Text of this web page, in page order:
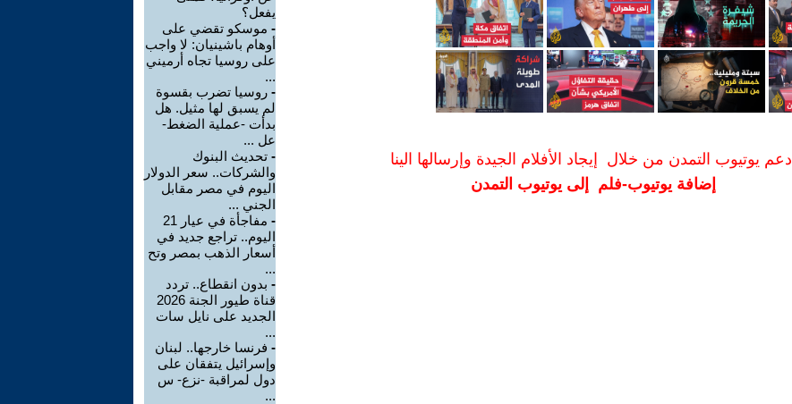
ادعم يوتيوب التمدن من خلال إيجاد الأفلام الجيدة وإرسالها الينا
إضافة يوتيوب-فلم إلى يوتيوب التمدن
يفعل؟
- موسكو تقضي على
أوهام باشينيان: لا واجب
على روسيا تجاه أرميني
...
- روسيا تضرب بقسوة
لم يسبق لها مثيل. هل
بدأت -عملية الضغط-
عل ...
- تحديث البنوك
والشركات.. سعر الدولار
اليوم في مصر مقابل
الجني ...
-
مفاجأة في عيار 21
اليوم.. تراجع جديد في
أسعار الذهب بمصر وتح
...
- بدون انقطاع.. تردد
قناة طيور الجنة 2026
الجديد على نايل سات
...
- فرنسا خارجها.. لبنان
وإسرائيل يتفقان على
دول لمراقبة -نزع- س
...